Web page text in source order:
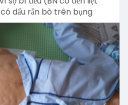
dấu rắn bò trên bụng